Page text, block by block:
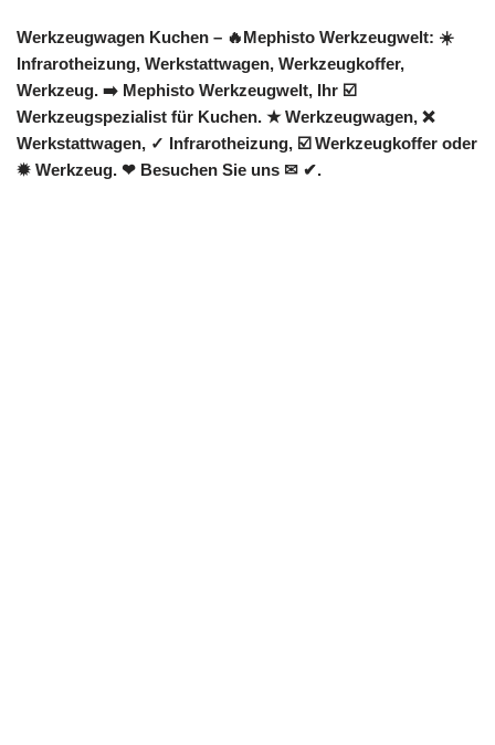
Werkzeugwagen Kuchen – 🔥Mephisto Werkzeugwelt: ☀️
Infrarotheizung, Werkstattwagen, Werkzeugkoffer,
Werkzeug. ➡️ Mephisto Werkzeugwelt, Ihr ☑️
Werkzeugspezialist für Kuchen. ★ Werkzeugwagen, ❌
Werkstattwagen, ✓ Infrarotheizung, ☑️ Werkzeugkoffer oder
✹ Werkzeug. ❤ Besuchen Sie uns ✉ ✔.